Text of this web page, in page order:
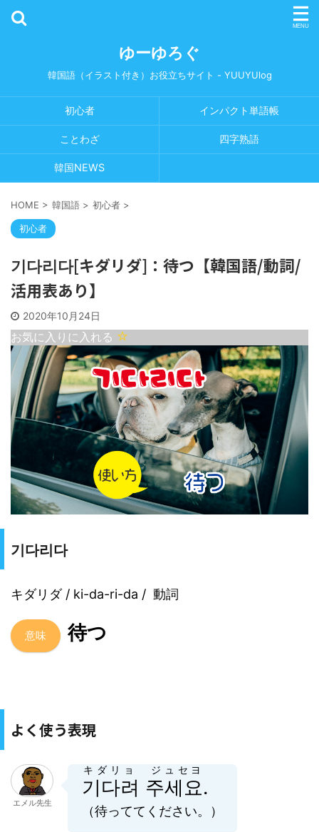
ゆーゆろぐ
韓国語（イラスト付き）お役立ちサイト - YUUYUlog
初心者 インパクト単語帳
ことわざ 四字熟語
韓国NEWS
HOME > 韓国語 > 初心者 >
初心者
기다리다[キダリダ]：待つ【韓国語/動詞/
活用表あり】
2020年10月24日
お気に入りに入れる
기다리다
キダリダ / ki-da-ri-da / 動詞
意味 待つ
よく使う表現
エメル先生
기다려 주세요
キダリョ ジュセヨ
.
（待っててください。）